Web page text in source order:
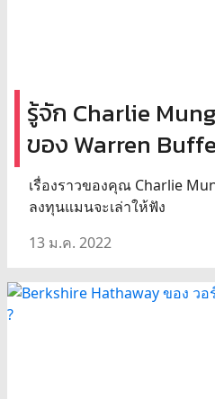
รู้จัก Charlie
ของ Warren
เรื่องราวของคุณ Charlie
ลงทุนแมนจะเล่าให้ฟัง
13 ม.ค. 2022